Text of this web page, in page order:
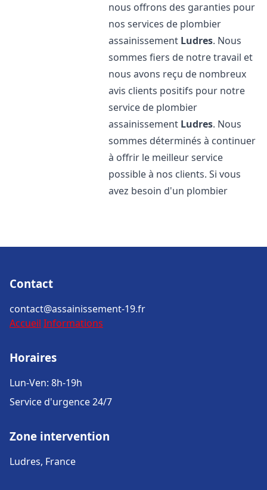
nous offrons des garanties pour
nos services de plombier
assainissement Ludres. Nous
sommes fiers de notre travail et
nous avons reçu de nombreux
avis clients positifs pour notre
service de plombier
assainissement Ludres. Nous
sommes déterminés à continuer
à offrir le meilleur service
possible à nos clients. Si vous
avez besoin d'un plombier
Contact
contact@assainissement-19.fr
Accueil Informations
Horaires
Lun-Ven: 8h-19h
Service d'urgence 24/7
Zone intervention
Ludres, France